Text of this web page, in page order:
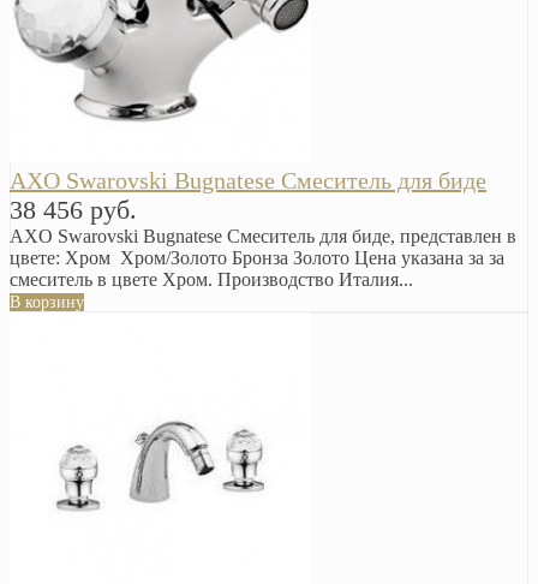
AXO Swarovski Bugnatese Смеситель для биде
38 456 руб.
AXO Swarovski Bugnatese Смеситель для биде, представлен в
цвете: Хром Хром/Золото Бронза Золото Цена указана за за
смеситель в цвете Хром. Производство Италия...
В корзину